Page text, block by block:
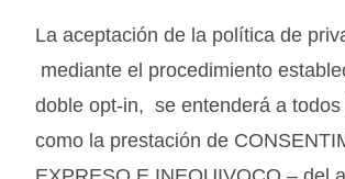
La aceptación de la política de
mediante el procedimiento
doble opt-in, se entenderá a
como la prestación de